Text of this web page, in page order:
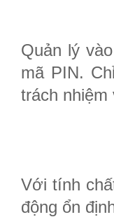
Quản lý
mã PIN.
trách nhiệm
Với tính
động ổn